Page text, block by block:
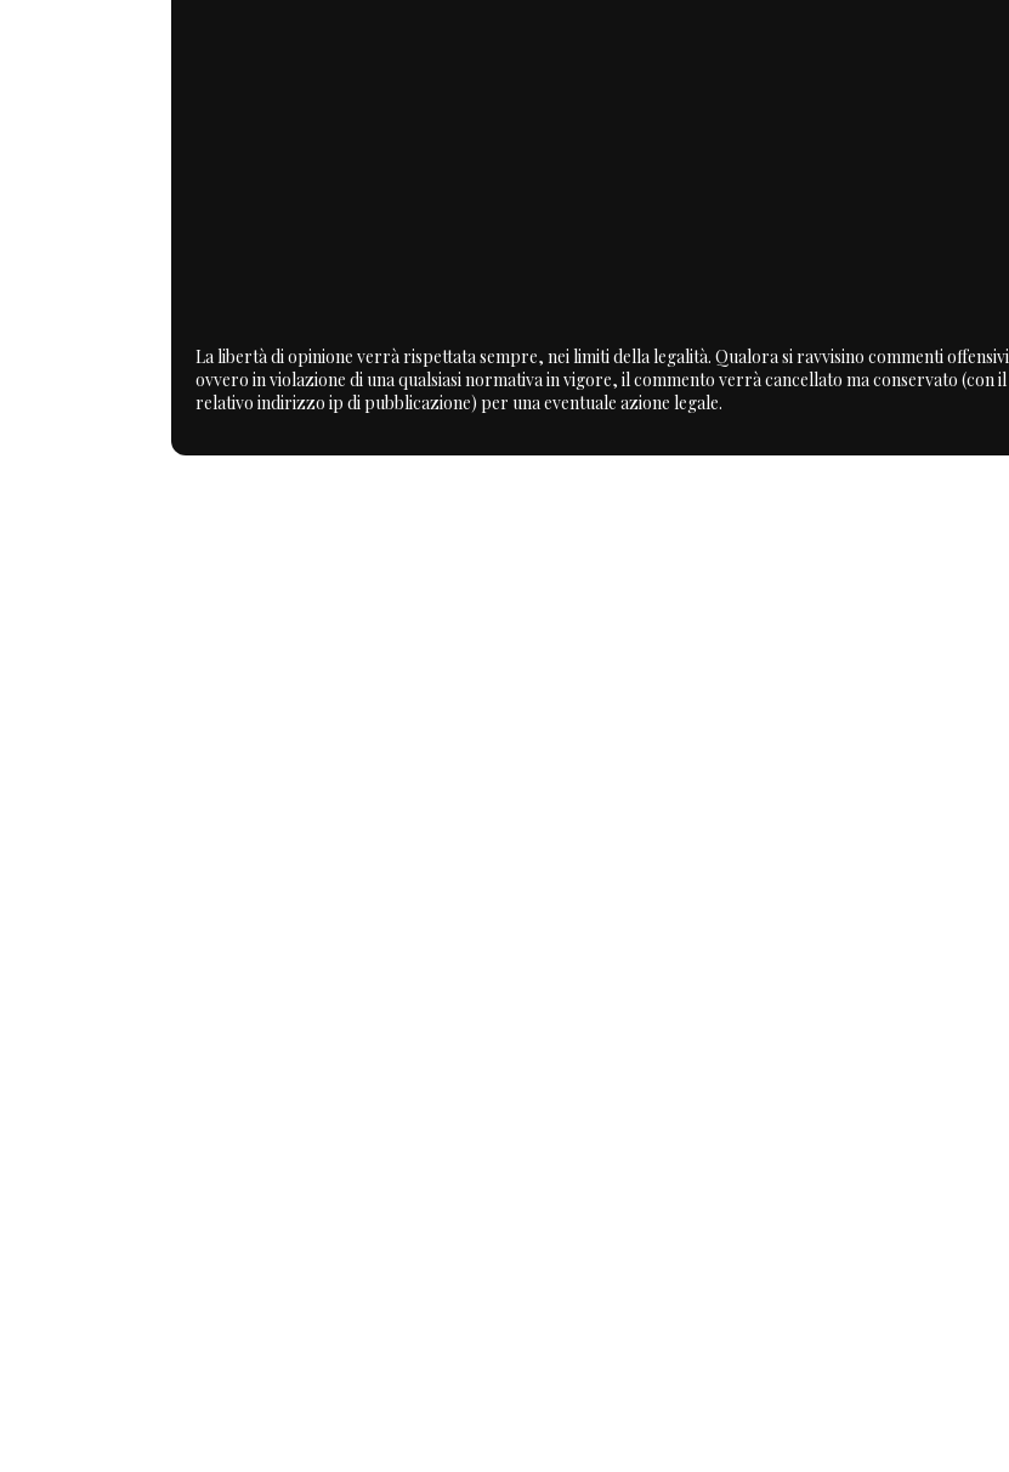
La libertà di opinione verrà rispettata sempre, nei limiti della legalità. Qualora si ravvisino commenti offensivi
ovvero in violazione di una qualsiasi normativa in vigore, il commento verrà cancellato ma conservato (con il
relativo indirizzo ip di pubblicazione) per una eventuale azione legale.